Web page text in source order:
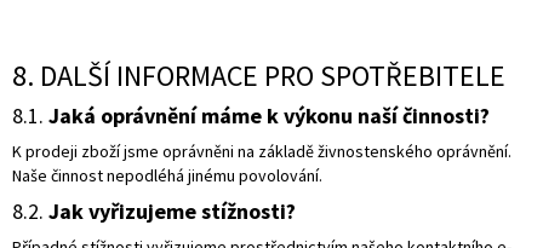
8. DALŠÍ INFORMACE PRO SPOTŘEBITELE
8.1. Jaká oprávnění máme k výkonu naší činnosti?
K prodeji zboží jsme oprávněni na základě živnostenského oprávnění.
Naše činnost nepodléhá jinému povolování.
8.2. Jak vyřizujeme stížnosti?